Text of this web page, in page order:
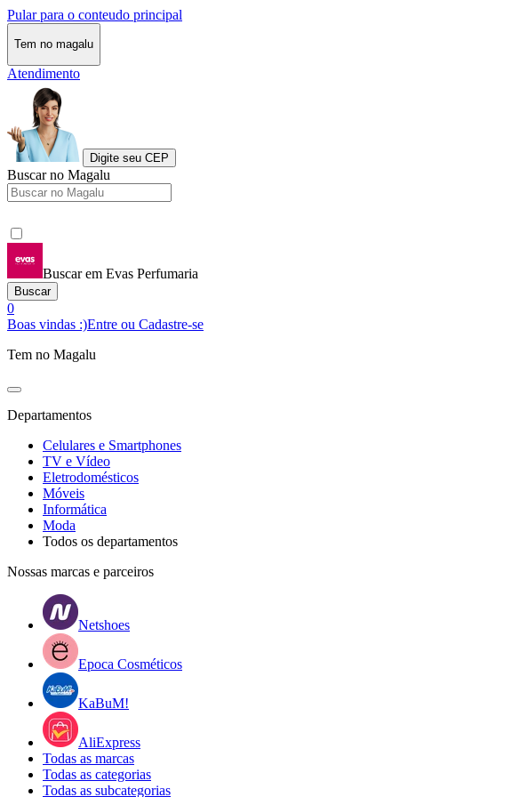
Pular para o conteudo principal
Tem no magalu
Atendimento
Digite seu CEP
Buscar no Magalu
Buscar em Evas Perfumaria
Buscar
0
Boas vindas :)Entre ou Cadastre-se
Tem no Magalu
Departamentos
Celulares e Smartphones
TV e Vídeo
Eletrodomésticos
Móveis
Informática
Moda
Todos os departamentos
Nossas marcas e parceiros
Netshoes
Epoca Cosméticos
KaBuM!
AliExpress
Todas as marcas
Todas as categorias
Todas as subcategorias